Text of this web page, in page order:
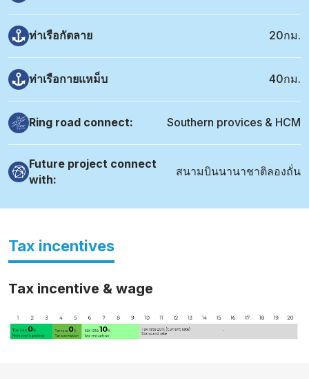
ท่าเรือกัตลาย 20กม.
ท่าเรือกายแหม็บ 40กม.
Ring road connect: Southern provices & HCM
Future project connect
with:
สนามบินนานาชาติลองถั่น
Tax incentives
Tax incentive & wage